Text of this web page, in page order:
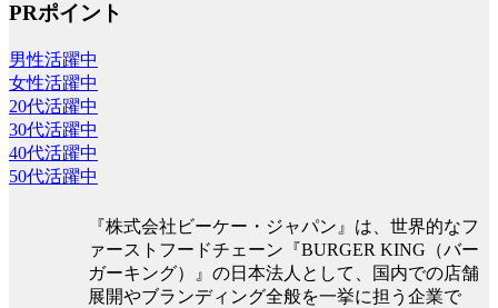
PRポイント
男性活躍中
女性活躍中
20代活躍中
30代活躍中
40代活躍中
50代活躍中
『株式会社ビーケー・ジャパン』は、世界的なフ
ァーストフードチェーン『BURGER KING（バー
ガーキング）』の日本法人として、国内での店舗
展開やブランディング全般を一挙に担う企業で